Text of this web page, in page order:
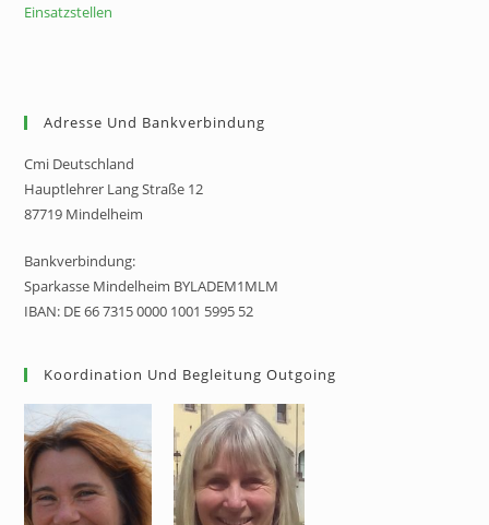
Einsatzstellen
Adresse Und Bankverbindung
Cmi Deutschland
Hauptlehrer Lang Straße 12
87719 Mindelheim
Bankverbindung:
Sparkasse Mindelheim BYLADEM1MLM
IBAN: DE 66 7315 0000 1001 5995 52
Koordination Und Begleitung Outgoing